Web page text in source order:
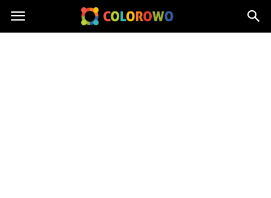
Colorowo.pl